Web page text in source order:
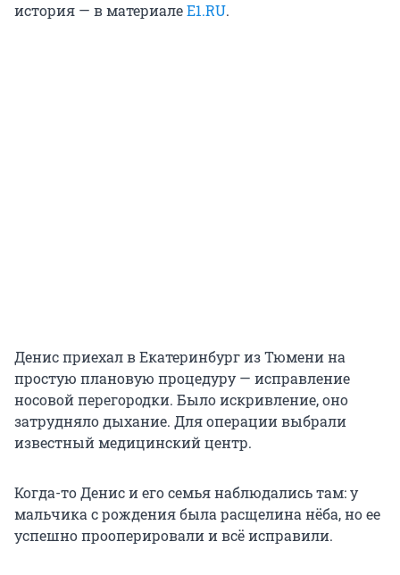
история — в материалеЕ1.RU.
Денис приехал в Екатеринбург из Тюмени на
простую плановую процедуру — исправление
носовой перегородки. Было искривление, оно
затрудняло дыхание. Для операции выбрали
известный медицинский центр.
Когда-то Денис и его семья наблюдались там: у
мальчика с рождения была расщелина нёба, но ее
успешно прооперировали и всё исправили.